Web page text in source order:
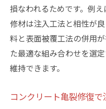
損なわれるためです。例
修材は注入工法と相性が
料と表面被覆工法の併用
た最適な組み合わせを選
維持できます。
コンクリート亀裂修復